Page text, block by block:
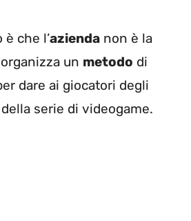
che l’azienda non è la
un metodo di
dare ai giocatori degli
serie di videogame.